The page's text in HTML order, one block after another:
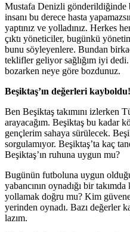
Mustafa Denizli gönderildiğinde
insanı bu derece hasta
yaptınız ve yolladınız. Herkes
çıktı yöneticiler, bugünkü
bunu söyleyenlere. Bundan
teklifler geliyor sağlığım iyi
bozarken neye göre bozdunuz.
Beşiktaş’ın değerleri kayboldu!
Ben Beşiktaş takımını izlerken
arayacağım. Beşiktaş bu kadar
gençlerim sahaya sürülecek.
sorgulamıyor. Beşiktaş’ta kaç
Beşiktaş’ın ruhuna uygun mu?
Bugünün futboluna uygun
yabancının oynadığı bir
yollamak doğru mu? Kim
yerinden oynadı. Bazı değerler
lazım.